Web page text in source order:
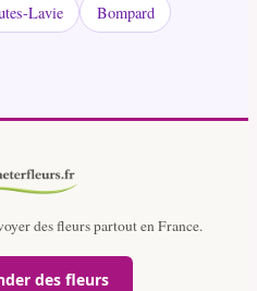
Lavie
Bompard
des fleurs partout en France.
des fleurs